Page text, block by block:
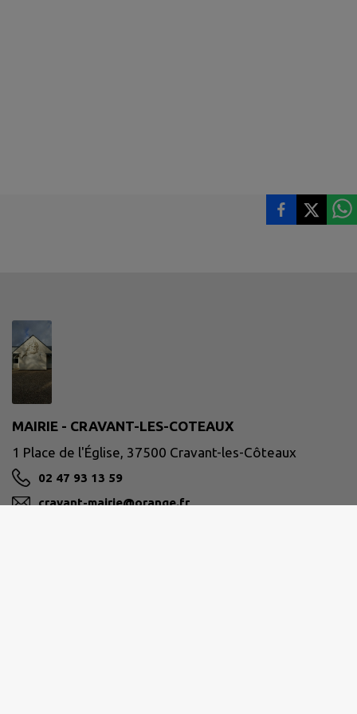
MAIRIE - CRAVANT-LES-COTEAUX
1 Place de l'Église, 37500 Cravant-les-Côteaux
02 47 93 13 59
cravant-mairie@orange.fr